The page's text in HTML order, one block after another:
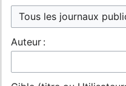
Auteur :